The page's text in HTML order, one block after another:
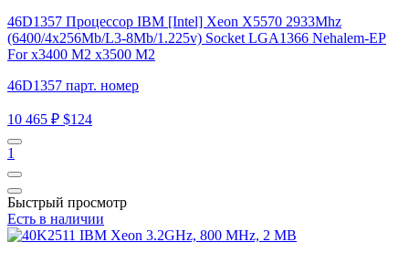
46D1357 Процессор IBM [Intel] Xeon X5570 2933Mhz
(6400/4x256Mb/L3-8Mb/1.225v) Socket LGA1366 Nehalem-EP
For x3400 M2 x3500 M2
46D1357 парт. номер
10 465 ₽ $124
1
Быстрый просмотр
Есть в наличии